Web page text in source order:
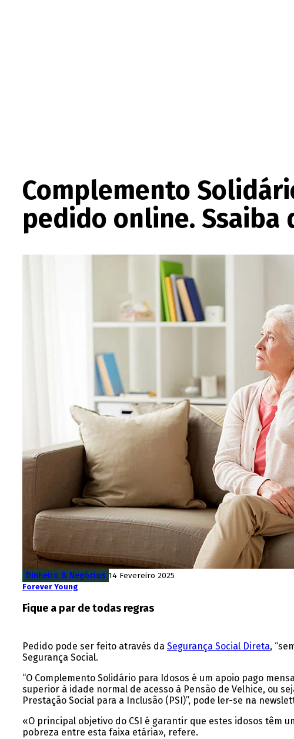
Complemento
pedido online.
Dinheiro & Negócios 14 Fevereiro 2025
Forever Young
Fique a par de todas regras
Pedido pode ser feito através da Segurança Social Direta,
Segurança Social.
“O Complemento Solidário para Idosos é um apoio pago
superior à idade normal de acesso à Pensão de Velhice, ou
Prestação Social para a Inclusão (PSI)”, pode ler-se na
«O principal objetivo do CSI é garantir que estes idosos têm
pobreza entre esta faixa etária», refere.